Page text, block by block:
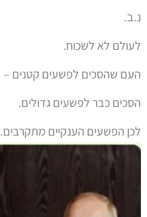
נ.ב.
לעולם לא לשכוח.
העם שהסכים לפשעים קטנים –
הסכים כבר לפשעים גדולים.
לכן הפשעים הענקיים מתקרבים.